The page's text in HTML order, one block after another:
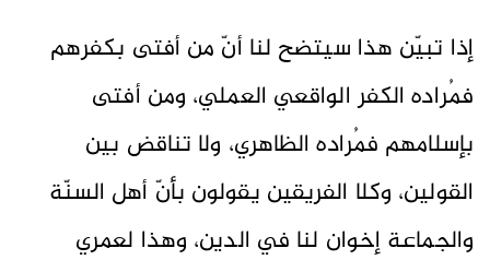
إذا تبيّن هذا سيتضح لنا أنّ من أفتى بكفرهم
فمُراده الكفر الواقعي العملي، ومن أفتى
بإسلامهم فمُراده الظاهري، ولا تناقض بين
القولين، وكلا الفريقين يقولون بأنّ أهل السنّة
والجماعة إخوان لنا في الدين، وهذا لعمري